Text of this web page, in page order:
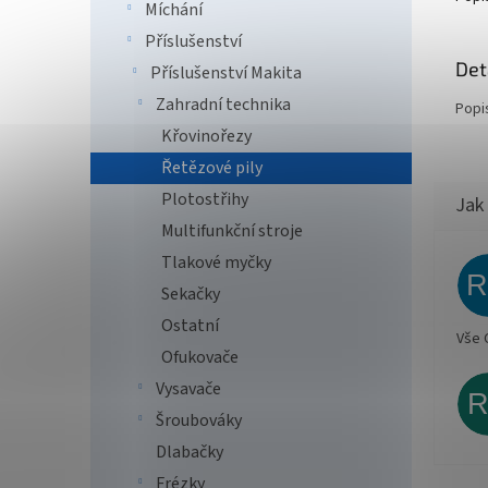
Míchání
Příslušenství
Příslušenství Makita
Zahradní technika
Křovinořezy
Řetězové pily
Plotostřihy
Multifunkční stroje
Tlakové myčky
Sekačky
Ostatní
Ofukovače
Vysavače
Šroubováky
Dlabačky
Vše